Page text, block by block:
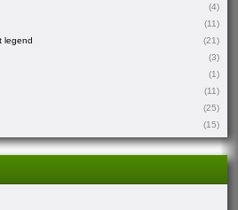
(4)
(11)
legend
(21)
(3)
(1)
(11)
(25)
(15)